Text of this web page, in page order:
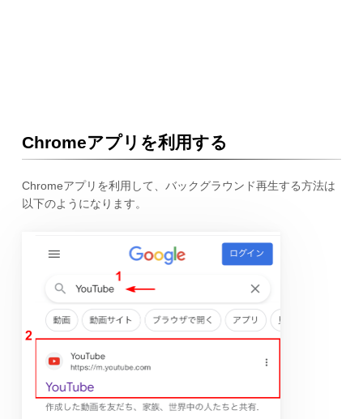
Chromeアプリを利用する
Chromeアプリを利用して、バックグラウンド再生する方法は
以下のようになります。